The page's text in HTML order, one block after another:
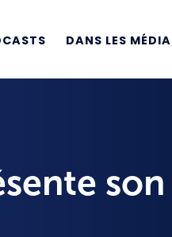
DANS LES
son